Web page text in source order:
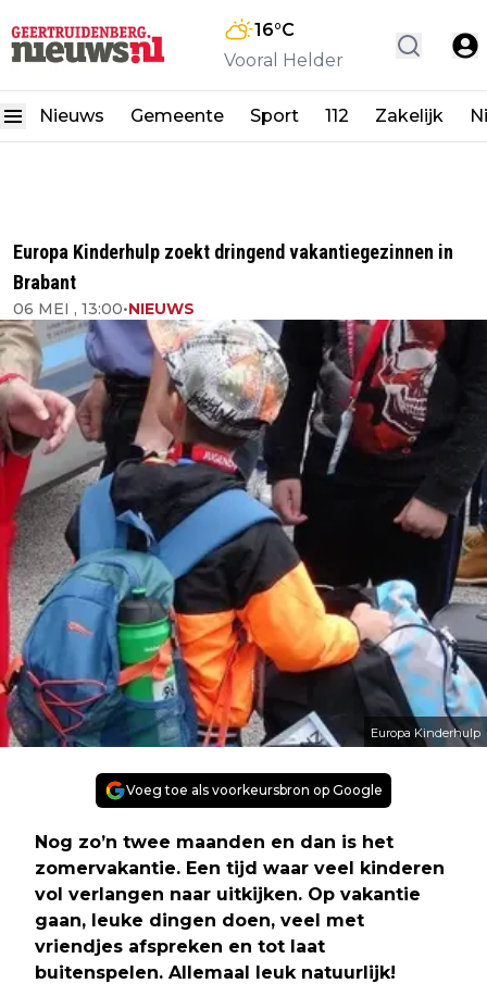
16°C
Vooral Helder
Nieuws Gemeente Sport 112 Zakelijk
Europa Kinderhulp zoekt dringend vakantiegezinnen in
Brabant
06 MEI , 13:00•NIEUWS
Europa Kinderhulp
Voeg toe als voorkeursbron op Google
Nog zo’n twee maanden en dan is het
zomervakantie. Een tijd waar veel kinderen
vol verlangen naar uitkijken. Op vakantie
gaan, leuke dingen doen, veel met
vriendjes afspreken en tot laat
buitenspelen. Allemaal leuk natuurlijk!